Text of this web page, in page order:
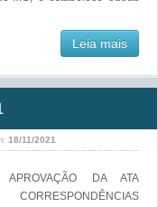
Leia mais
18/11/2021
APROVAÇÃO DA ATA